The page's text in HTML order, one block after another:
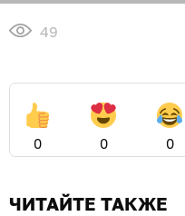
49
0 0 0
ЧИТАЙТЕ ТАКЖЕ